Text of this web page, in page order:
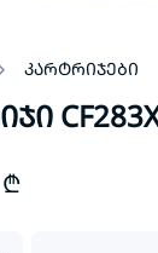
კარტრიჯები
₾